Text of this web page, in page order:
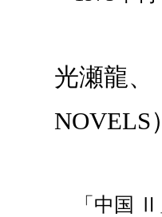
光瀬龍、
NOVELS
「中国 Ⅱ